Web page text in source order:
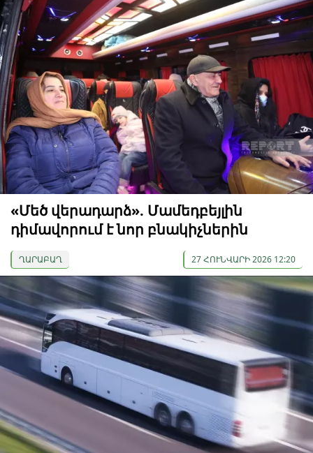
«Մեծ վերադարձ». Մամեդբեյլին
դիմավորում է նոր բնակիչներին
ՂԱՐԱԲԱՂ 27 ՀՈՒՆՎԱՐԻ 2026 12:20